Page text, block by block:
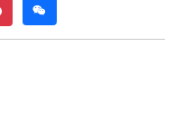
pinterestweixin